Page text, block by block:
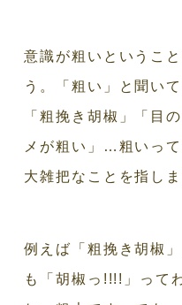
意識が粗いというこ
う。「粗い」と聞い
「粗挽き胡椒」「目
メが粗い」…粗いって
大雑把なことを指しま
例えば「粗挽き胡椒
も「胡椒っ!!!!」って